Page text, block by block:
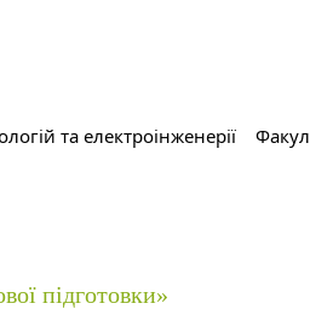
та електроінженерії
підготовки»